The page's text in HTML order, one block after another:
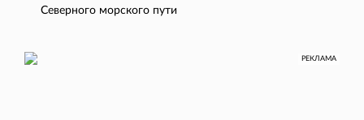
Северного морского пути
РЕКЛАМА